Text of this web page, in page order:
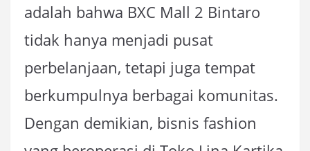
adalah bahwa BXC Mall 2 Bintaro
tidak hanya menjadi pusat
perbelanjaan, tetapi juga tempat
berkumpulnya berbagai komunitas.
Dengan demikian, bisnis fashion